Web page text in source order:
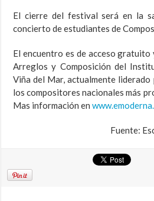
El cierre del festival será en la
concierto de estudiantes de
El encuentro es de acceso
Arreglos y Composición del
Viña del Mar, actualmente liderado
los compositores nacionales más
Mas información en
Fuente: